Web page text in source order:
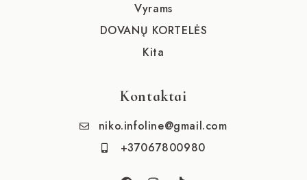
Vyrams
DOVANŲ KORTELĖS
Kita
Kontaktai
niko.infoline@gmail.com
+37067800980